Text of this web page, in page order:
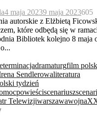
4 maja 20239 maja 2023605
autorskie z Elżbietą
które odbędą się w
Bibliotek kolejno 8 maja
dramaturgfilm
Sendlerowaliteratura
tydzień
powieściscenariusz
Telewizjiwarszawawojna